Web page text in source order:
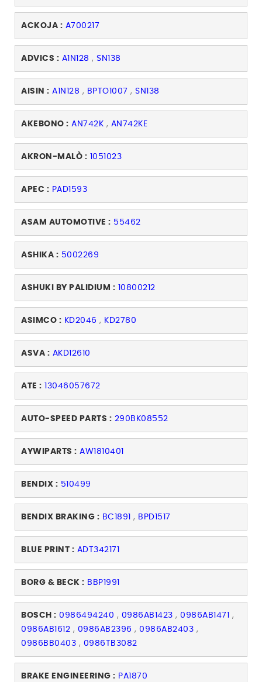
ACKOJA : A700217
ADVICS : A1N128 , SN138
AISIN : A1N128 , BPTO1007 , SN138
AKEBONO : AN742K , AN742KE
AKRON-MALÒ : 1051023
APEC : PAD1593
ASAM AUTOMOTIVE : 55462
ASHIKA : 5002269
ASHUKI BY PALIDIUM : 10800212
ASIMCO : KD2046 , KD2780
ASVA : AKD12610
ATE : 13046057672
AUTO-SPEED PARTS : 290BK08552
AYWIPARTS : AW1810401
BENDIX : 510499
BENDIX BRAKING : BC1891 , BPD1517
BLUE PRINT : ADT342171
BORG & BECK : BBP1991
BOSCH : 0986494240 , 0986AB1423 , 0986AB1471
,
0986AB1612 , 0986AB2396 , 0986AB2403 ,
0986BB0403 , 0986TB3082
BRAKE ENGINEERING : PA1870